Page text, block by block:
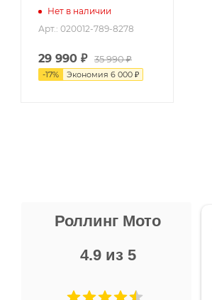
Нет в наличии
Арт.: 020012-789-8278
29 990 ₽ 35 990₽
-17% Экономия 6 000 ₽
Роллинг Мото
4.9 из 5
Не понравились условия